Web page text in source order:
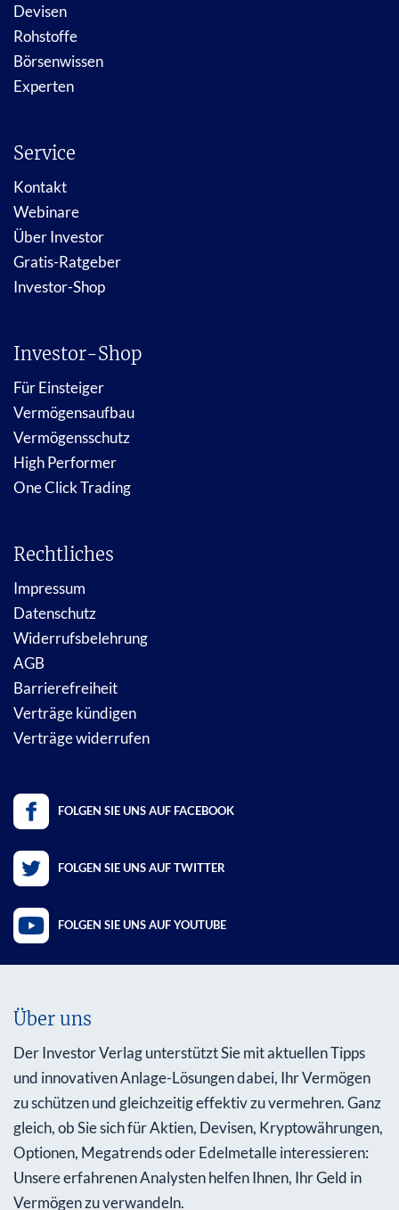
Devisen
Rohstoffe
Börsenwissen
Experten
Service
Kontakt
Webinare
Über Investor
Gratis-Ratgeber
Investor-Shop
Investor-Shop
Für Einsteiger
Vermögensaufbau
Vermögensschutz
High Performer
One Click Trading
Rechtliches
Impressum
Datenschutz
Widerrufsbelehrung
AGB
Barrierefreiheit
Verträge kündigen
Verträge widerrufen
FOLGEN SIE UNS AUF FACEBOOK
FOLGEN SIE UNS AUF TWITTER
FOLGEN SIE UNS AUF YOUTUBE
Über uns
Der Investor Verlag unterstützt Sie mit aktuellen Tipps
und innovativen Anlage-Lösungen dabei, Ihr Vermögen
zu schützen und gleichzeitig effektiv zu vermehren. Ganz
gleich, ob Sie sich für Aktien, Devisen, Kryptowährungen,
Optionen, Megatrends oder Edelmetalle interessieren:
Unsere erfahrenen Analysten helfen Ihnen, Ihr Geld in
Vermögen zu verwandeln.